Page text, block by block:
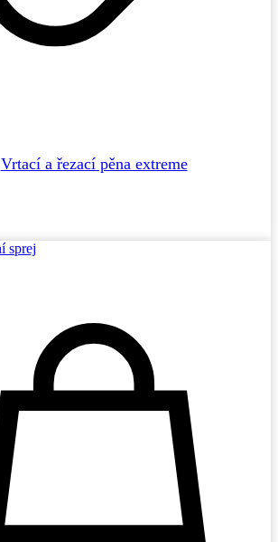
Vrtací a řezací pěna extreme